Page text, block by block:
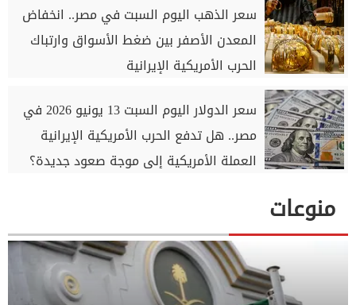
سعر الذهب اليوم السبت في مصر.. انخفاض
المعدن الأصفر بين ضغط الأسواق وارتباك
الحرب الأمريكية الإيرانية
سعر الدولار اليوم السبت 13 يونيو 2026 في
مصر.. هل تدفع الحرب الأمريكية الإيرانية
العملة الأمريكية إلى موجة صعود جديدة؟
منوعات